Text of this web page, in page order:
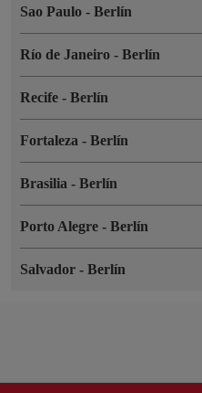
Sao Paulo - Berlín
Río de Janeiro - Berlín
Recife - Berlín
Fortaleza - Berlín
Brasilia - Berlín
Porto Alegre - Berlín
Salvador - Berlín